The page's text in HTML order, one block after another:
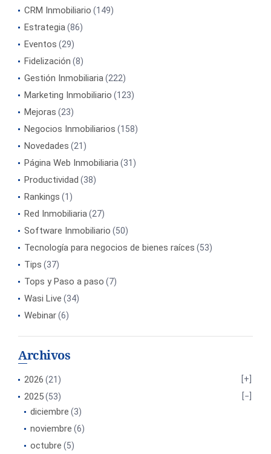
CRM Inmobiliario (149)
Estrategia(86)
Eventos (29)
Fidelización (8)
Gestión Inmobiliaria(222)
Marketing Inmobiliario (123)
Mejoras (23)
Negocios Inmobiliarios (158)
Novedades (21)
Página Web Inmobiliaria(31)
Productividad (38)
Rankings (1)
Red Inmobiliaria(27)
Software Inmobiliario (50)
Tecnología para negocios de bienes raíces (53)
Tips (37)
Tops y Paso a paso (7)
Wasi Live (34)
Webinar(6)
Archivos
2026 (21)
2025(53)
diciembre (3)
noviembre (6)
octubre (5)